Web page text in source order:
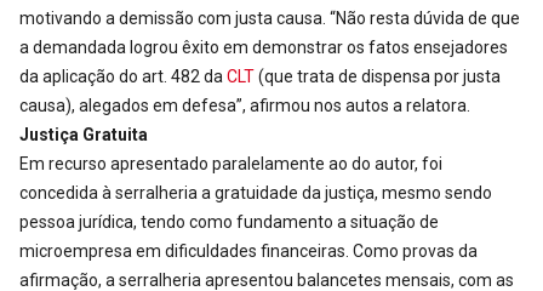
motivando a demissão com justa causa. “Não resta dúvida de que
a demandada logrou êxito em demonstrar os fatos ensejadores
da aplicação do art. 482 da CLT(que trata de dispensa por justa
causa), alegados em defesa”, afirmou nos autos a relatora.
Justiça Gratuita
Em recurso apresentado paralelamente ao do autor, foi
concedida à serralheria a gratuidade da justiça, mesmo sendo
pessoa jurídica, tendo como fundamento a situação de
microempresa em dificuldades financeiras. Como provas da
afirmação, a serralheria apresentou balancetes mensais, com as